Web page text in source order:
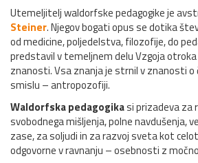
Utemeljitelj waldorfske pedagogike je
Steiner. Njegov bogati opus se dotika
od medicine, poljedelstva, filozofije, do
predstavil v temeljnem delu Vzgoja otroka
znanosti. Vsa znanja je strnil v znanosti o
smislu – antropozofiji.
Waldorfska pedagogikasi prizadeva
svobodnega mišljenja, polne navdušenja,
zase, za soljudi in za razvoj sveta kot
odgovorne v ravnanju – osebnosti z